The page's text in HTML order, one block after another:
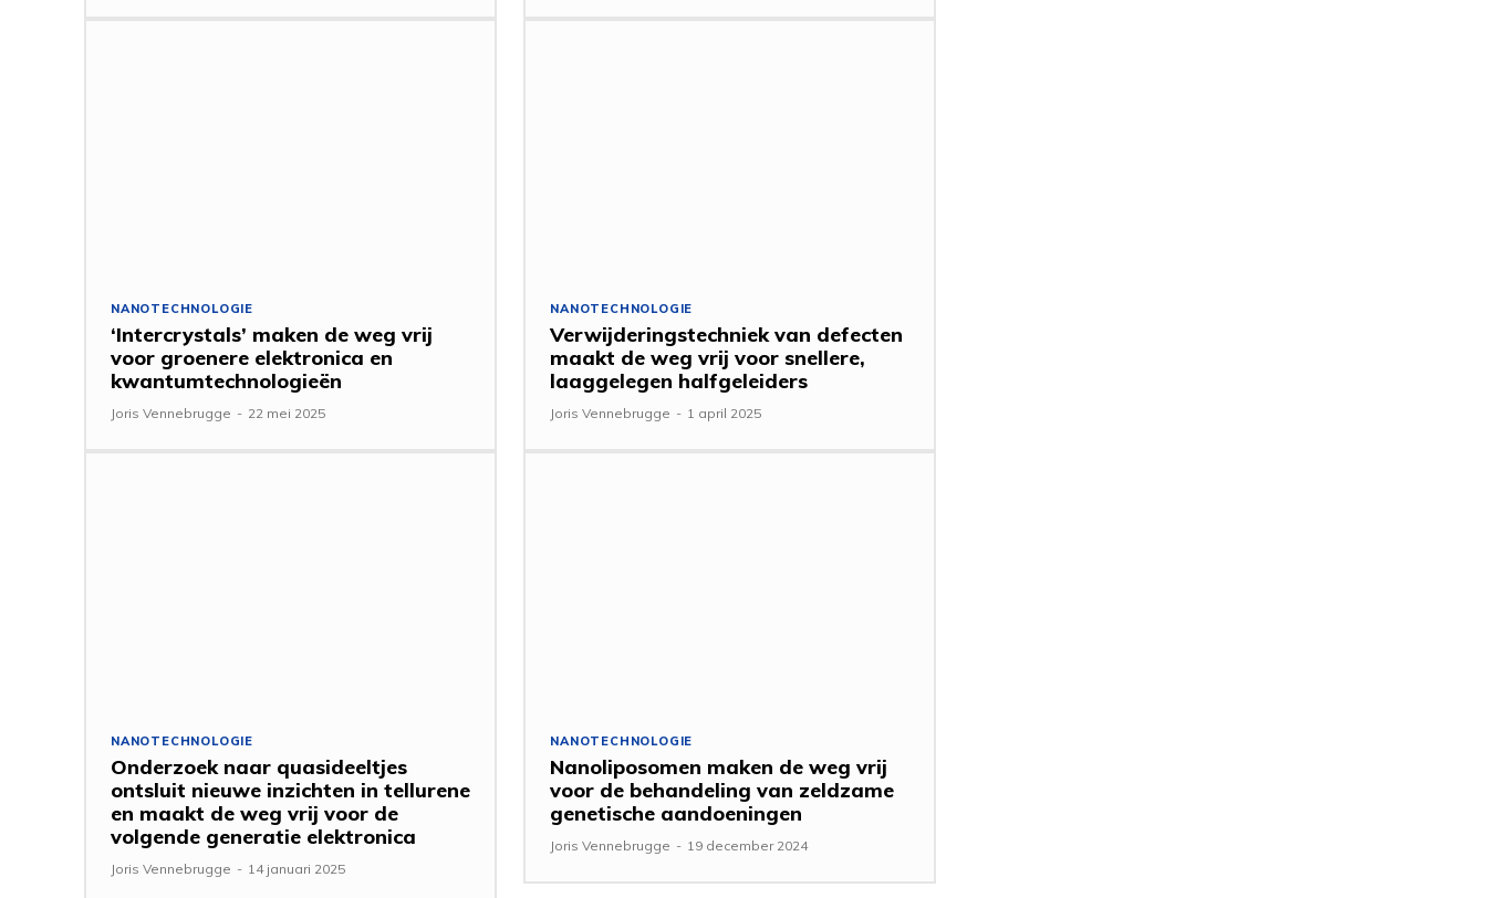
NANOTECHNOLOGIE
‘Intercrystals’ maken de weg vrij
voor groenere elektronica en
kwantumtechnologieën
Joris Vennebrugge - 22 mei 2025
NANOTECHNOLOGIE
Verwijderingstechniek van defecten
maakt de weg vrij voor snellere,
laaggelegen halfgeleiders
Joris Vennebrugge - 1 april 2025
NANOTECHNOLOGIE
Onderzoek naar quasideeltjes
ontsluit nieuwe inzichten in tellurene
en maakt de weg vrij voor de
volgende generatie elektronica
Joris Vennebrugge - 14 januari 2025
NANOTECHNOLOGIE
Nanoliposomen maken de weg vrij
voor de behandeling van zeldzame
genetische aandoeningen
Joris Vennebrugge - 19 december 2024